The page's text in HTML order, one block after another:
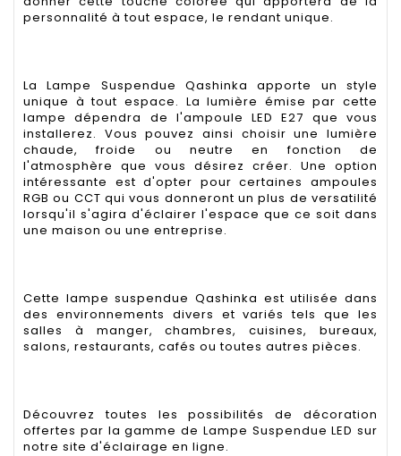
personnalité à tout espace, le rendant unique.
La Lampe Suspendue Qashinka apporte un style
unique à tout espace. La lumière émise par cette
lampe dépendra de l'ampoule LED E27 que vous
installerez. Vous pouvez ainsi choisir une lumière
chaude, froide ou neutre en fonction de
l'atmosphère que vous désirez créer. Une option
intéressante est d'opter pour certaines ampoules
RGB ou CCT qui vous donneront un plus de versatilité
lorsqu'il s'agira d'éclairer l'espace que ce soit dans
une maison ou une entreprise.
Cette lampe suspendue Qashinka est utilisée dans
des environnements divers et variés tels que les
salles à manger, chambres, cuisines, bureaux,
salons, restaurants, cafés ou toutes autres pièces.
Découvrez toutes les possibilités de décoration
offertes par la gamme de Lampe Suspendue LED sur
notre site d'éclairage en ligne.